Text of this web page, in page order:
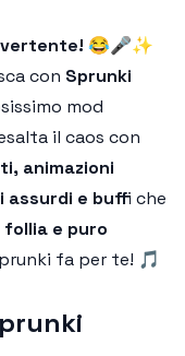
😂🎤✨
con Sprunki
mod
il caos con
animazioni
assurdi e buffi che
follia e puro
fa per te! 🎵